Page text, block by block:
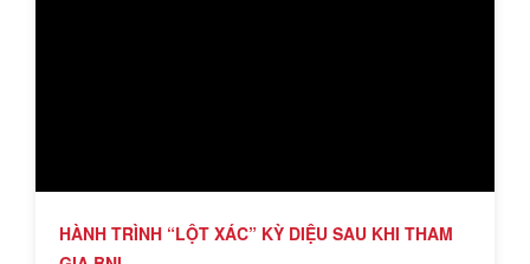
HÀNH TRÌNH “LỘT XÁC” KỲ DIỆU SAU KHI THAM